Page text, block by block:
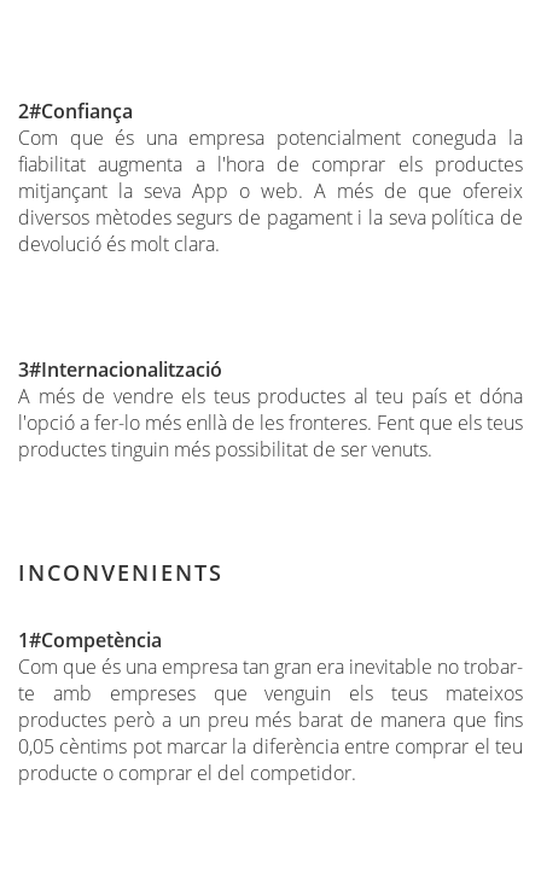
2#Confiança
Com que és una empresa potencialment coneguda la
fiabilitat augmenta a l'hora de comprar els productes
mitjançant la seva App o web. A més de que ofereix
diversos mètodes segurs de pagament i la seva política de
devolució és molt clara.
3#Internacionalització
A més de vendre els teus productes al teu país et dóna
l'opció a fer-lo més enllà de les fronteres. Fent que els teus
productes tinguin més possibilitat de ser venuts.
INCONVENIENTS
1#Competència
Com que és una empresa tan gran era inevitable no trobar-
te amb empreses que venguin els teus mateixos
productes però a un preu més barat de manera que fins
0,05 cèntims pot marcar la diferència entre comprar el teu
producte o comprar el del competidor.